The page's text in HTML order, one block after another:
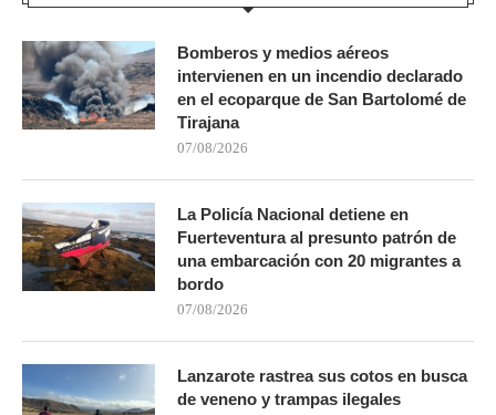
Bomberos y medios aéreos
intervienen en un incendio declarado
en el ecoparque de San Bartolomé de
Tirajana
07/08/2026
La Policía Nacional detiene en
Fuerteventura al presunto patrón de
una embarcación con 20 migrantes a
bordo
07/08/2026
Lanzarote rastrea sus cotos en busca
de veneno y trampas ilegales